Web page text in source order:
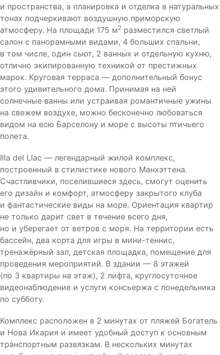
и пространства, а планировка и отделка в натуральных
тонах подчеркивают воздушную приморскую
атмосферу. На площади 175 м2 разместился светлый
салон с панорамными видами, 4 больших спальни,
в том числе, один сьют, 2 ванных и отдельную кухню,
отлично экипированную техникой от престижных
марок. Круговая терраса — дополнительный бонус
этого удивительного дома. Принимая на ней
солнечные ванны или устраивая романтичные ужины
на свежем воздухе, можно бесконечно любоваться
видом на всю Барселону и море с высоты птичьего
полета.
Illa del Llac — легендарный жилой комплекс,
построенный в стилистике нового Манхэттена.
Счастливчики, поселившиеся здесь, смогут оценить
его дизайн и комфорт, атмосферу закрытого клуба
и фантастические виды на море. Ориентация квартир
не только дарит свет в течение всего дня,
но и уберегает от ветров с моря. На территории есть
бассейн, два корта для игры в мини-теннис,
тренажёрный зал, детская площадка, помещение для
проведения мероприятий. В здании — 8 этажей
(по 3 квартиры на этаж), 2 лифта, круглосуточное
видеонаблюдение и услуги консьержа с понедельника
по субботу.
Комплекс расположен в 2 минутах от пляжей Богатель
и Нова Икария и имеет удобный доступ к основным
транспортным развязкам. В нескольких минутах